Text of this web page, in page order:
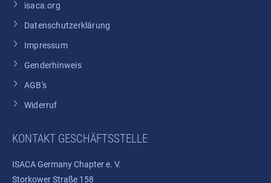
isaca.org
Datenschutzerklärung
Impressum
Genderhinweis
AGB's
Widerruf
KONTAKT GESCHÄFTSSTELLE
ISACA Germany Chapter e. V.
Storkower Straße 158